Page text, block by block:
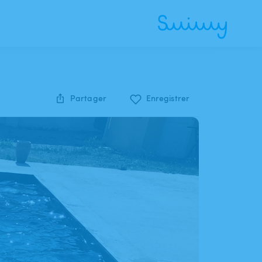
Partager Enregistrer